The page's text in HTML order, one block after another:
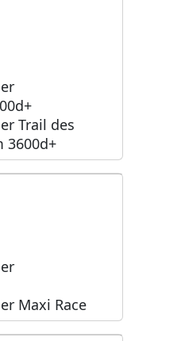
Trail des
3600d+
Maxi Race